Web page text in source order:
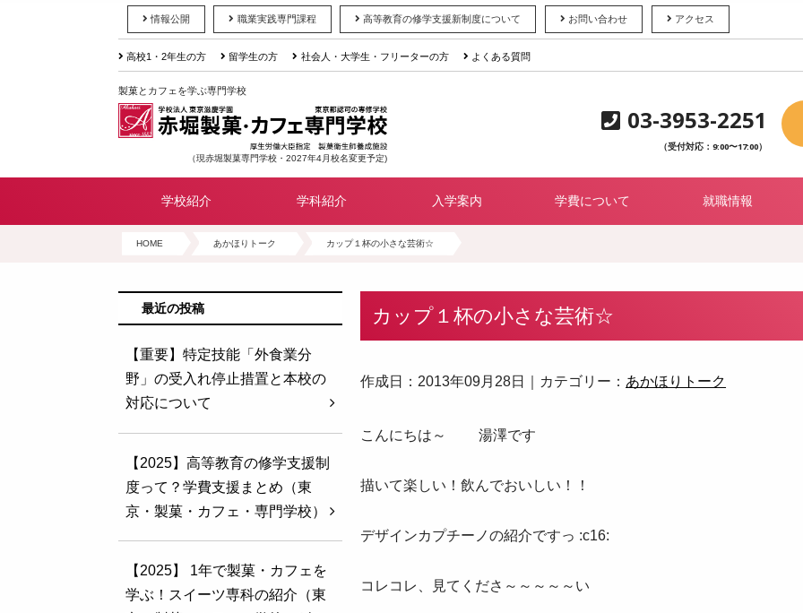
情報公開 職業実践専門課程 高等教育の修学支援新制度について お問い合わせ アクセス
高校1・2年生の方 留学生の方 社会人・大学生・フリーターの方 よくある質問
製菓とカフェを学ぶ専門学校
（現赤堀製菓専門学校・2027年4月校名変更予定)
03-3953-2251
（受付対応：9:00〜17:00）
学校紹介 学科紹介 入学案内 学費について 就職情報
HOME あかほりトーク カップ１杯の小さな芸術☆
カップ１杯の小さな芸術☆
作成日：2013年09月28日｜カテゴリー： あかほりトーク
こんにちは～ 湯澤です
描いて楽しい！飲んでおいしい！！
デザインカプチーノの紹介ですっ :c16:
コレコレ、見てくださ～～～～～い
最近の投稿
【重要】特定技能「外食業分
野」の受入れ停止措置と本校の
対応について
【2025】高等教育の修学支援制
度って？学費支援まとめ（東
京・製菓・カフェ・専門学校）
【2025】 1年で製菓・カフェを
学ぶ！スイーツ専科の紹介（東